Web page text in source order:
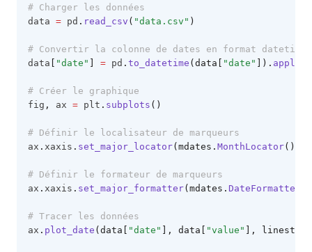
# Charger les données
data = pd . read_csv ( "data.csv" )
# Convertir la colonne de dates en format datetime
data
"date" = pd . to_datetime (data[ "date" ]). apply
# Créer le graphique
fig , ax = plt . subplots ()
# Définir le localisateur de marqueurs
ax . xaxis . set_major_locator(mdates. MonthLocator())
# Définir le formateur de marqueurs
ax . xaxis . set_major_formatter(mdates. DateFormatter
# Tracer les données
ax . plot_date (data[ "date" ], data[ "value" ], linestyle